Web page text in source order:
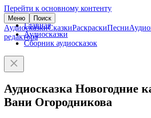
Перейти к основному контенту
Меню Поиск
АудиосказкиСказкиРаскраскиПесни
редактора
Главная
Аудиосказки
Сборник аудиосказок
Аудиосказка Новогодние
Вани Огородникова